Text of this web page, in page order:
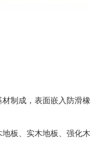
制成，表面嵌入防滑
板、实木地板、强化